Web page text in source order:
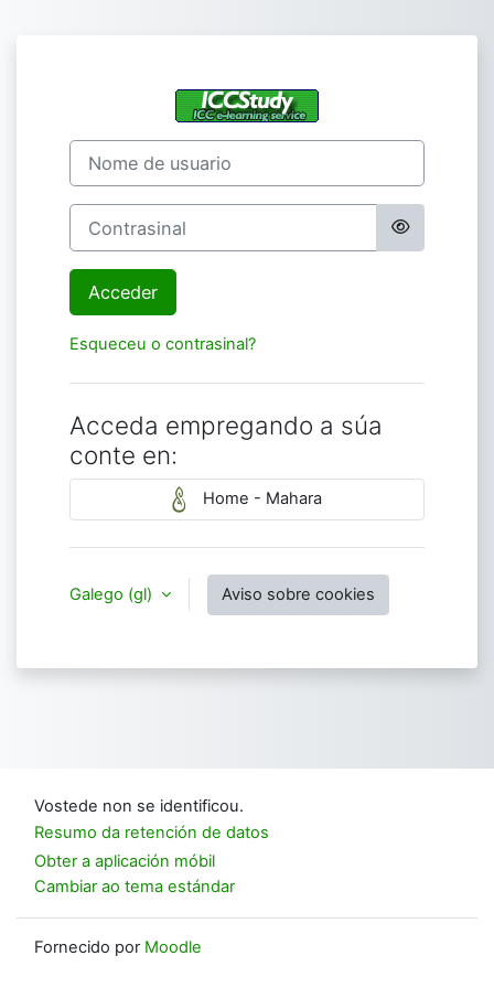
Acceder a
Nome de usuario
Contrasinal
Acceder
Esqueceu o contrasinal?
Acceda empregando a súa
conte en:
Home - Mahara
Galego ‎(gl)‎ Aviso sobre cookies
Vostede non se identificou.
Resumo da retención de datos
Obter a aplicación móbil
Cambiar ao tema estándar
Fornecido por Moodle